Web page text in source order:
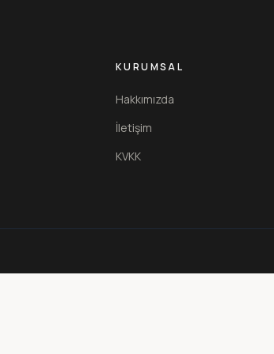
KURUMSAL
Hakkımızda
İletişim
KVKK